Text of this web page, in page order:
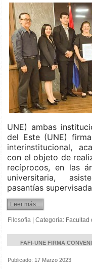
UNE) ambas
del Este (UNE)
interinstitucional,
con el objeto de
recíprocos, en las
universitaria,
pasantías
Leer más...
Filosofia |Categoría: Facultad
FAFI-UNE FIRMA
Publicado: 17 Marzo 2023